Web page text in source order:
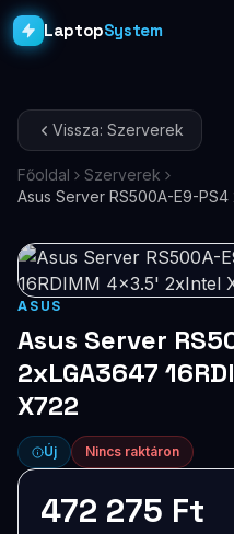
LaptopSystem
Asztali PC-k
Workstation PRO
Monitorok
Dokkolók
Kiegészítők
Akciók
Ajándékkártya
Blog
Vissza: Szerverek
Főoldal
Szerverek
Asus Server RS500A-E9-PS4 2xLGA3647 16RDIMM 4x3.5'
ASUS
Asus Server
2xLGA3647
X722
Új Nincs raktáron
472 275 Ft